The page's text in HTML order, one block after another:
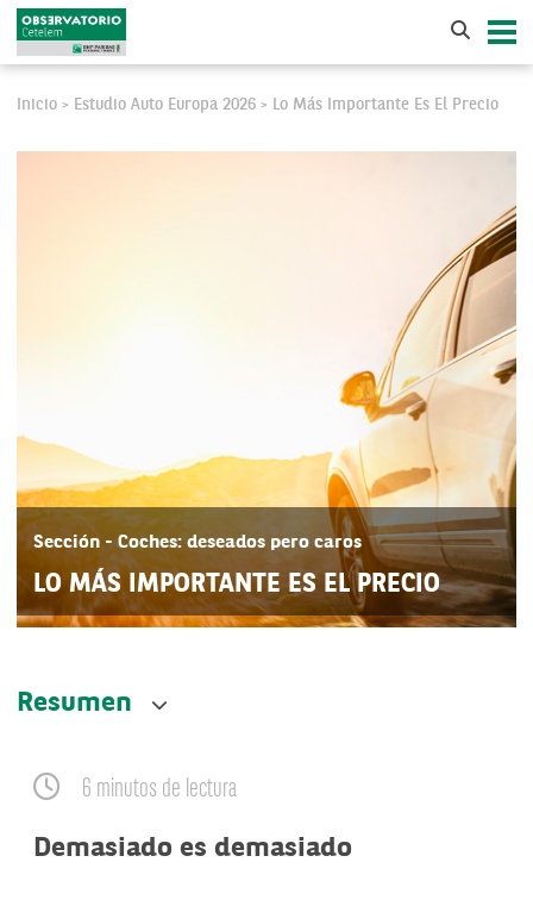
Inicio > Estudio Auto Europa 2026 > Lo Más Importante Es El Precio
Sección - Coches: deseados pero caros
LO MÁS IMPORTANTE ES EL PRECIO
6 minutos de lectura
Demasiado es demasiado
Resumen